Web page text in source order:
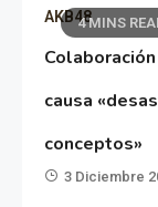
4 MINS
AKB48
causa
conceptos»
3 Diciembre